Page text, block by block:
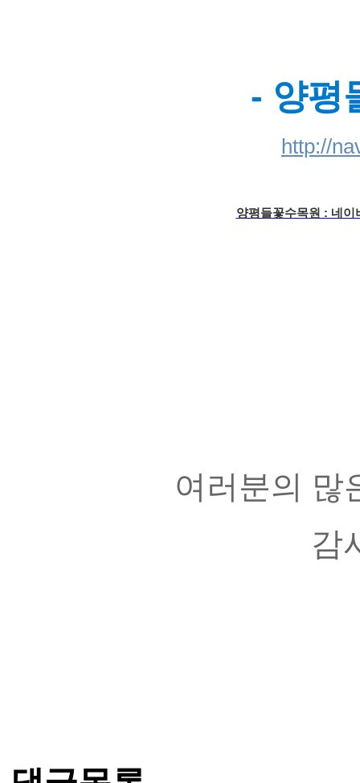
- 양평
http://
양평들꽃수목원 : 네이
여러분의 많
감